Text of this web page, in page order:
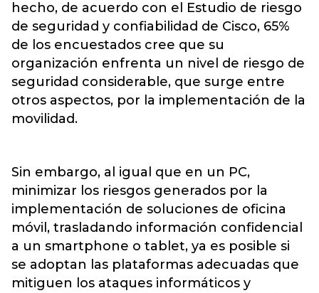
hecho, de acuerdo con el Estudio de riesgo
de seguridad y confiabilidad de Cisco, 65%
de los encuestados cree que su
organización enfrenta un nivel de riesgo de
seguridad considerable, que surge entre
otros aspectos, por la implementación de la
movilidad.
Sin embargo, al igual que en un PC,
minimizar los riesgos generados por la
implementación de soluciones de oficina
móvil, trasladando información confidencial
a un smartphone o tablet, ya es posible si
se adoptan las plataformas adecuadas que
mitiguen los ataques informáticos y